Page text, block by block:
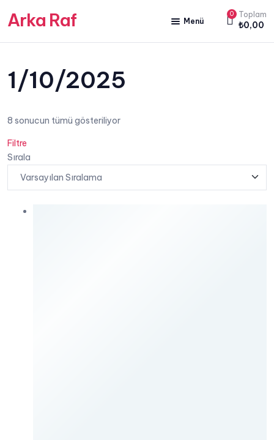
Arka Raf Menü
ANA SAYFA
HAKKIMIZDA
YAZARLARIMIZ
YAYIN PAKETLERİMİZ
0 Toplam
₺0,00
1/10/2025
8 sonucun tümü gösteriliyor
Filtre
Sırala